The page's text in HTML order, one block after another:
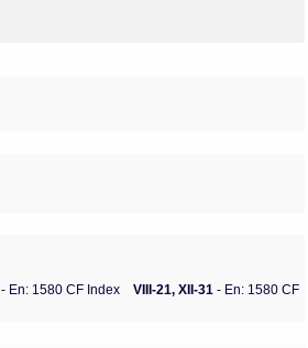
- En: 1580 CF Index VIII-21, XII-31 - En: 1580 CF